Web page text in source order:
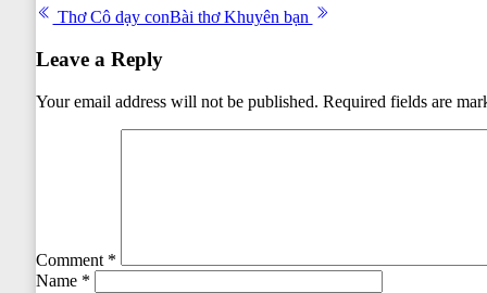
Thơ Cô dạy conBài thơ Khuyên bạn
Leave a Reply
Your email address will not be published. Required fields are
Comment *
Name *